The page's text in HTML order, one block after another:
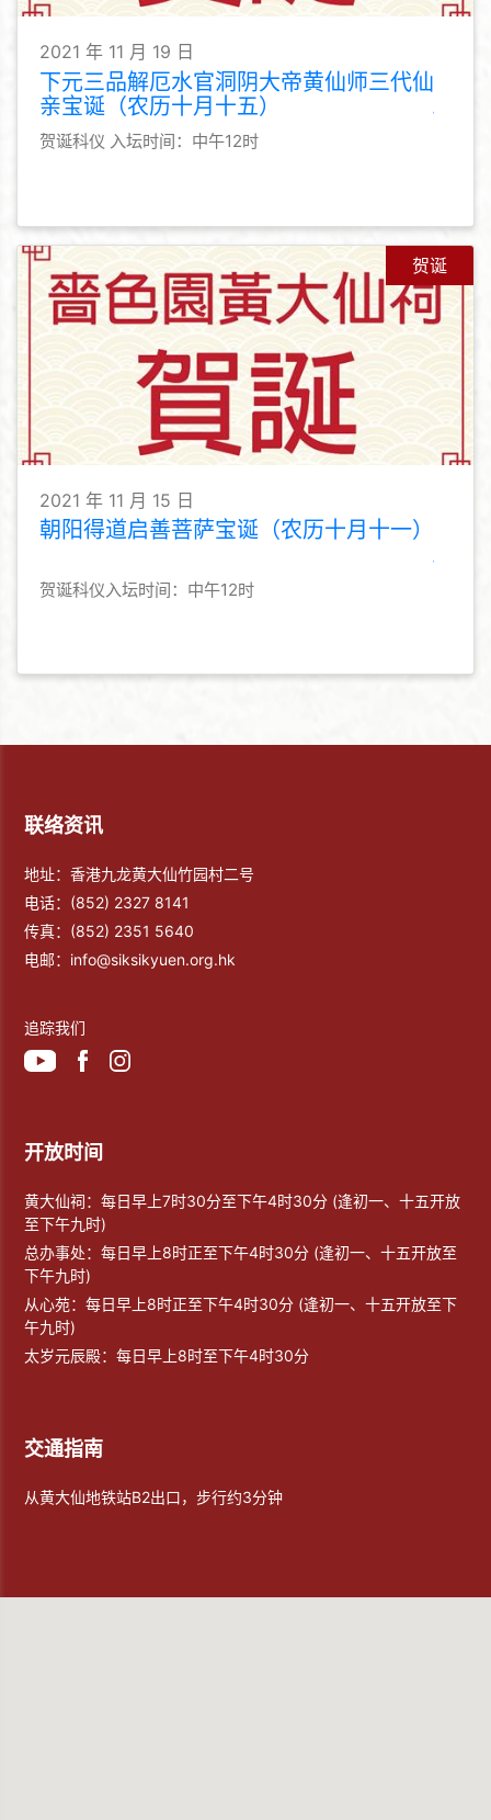
2021 年 11 月 19 日
下元三品解厄水官洞阴大帝黄仙师三代仙
亲宝诞（农历十月十五）
贺诞科仪 入坛时间：中午12时
贺诞
2021 年 11 月 15 日
朝阳得道启善菩萨宝诞（农历十月十一）
贺诞科仪入坛时间：中午12时
联络资讯
地址：香港九龙黄大仙竹园村二号
电话： (852) 2327 8141
传真： (852) 2351 5640
电邮： info@siksikyuen.org.hk
追踪我们
开放时间
黄大仙祠：每日早上7时30分至下午4时30分 (逢初一、十五开放
至下午九时)
总办事处：每日早上8时正至下午4时30分 (逢初一、十五开放至
下午九时)
从心苑：每日早上8时正至下午4时30分 (逢初一、十五开放至下
午九时)
太岁元辰殿：每日早上8时至下午4时30分
交通指南
从黄大仙地铁站B2出口，步行约3分钟